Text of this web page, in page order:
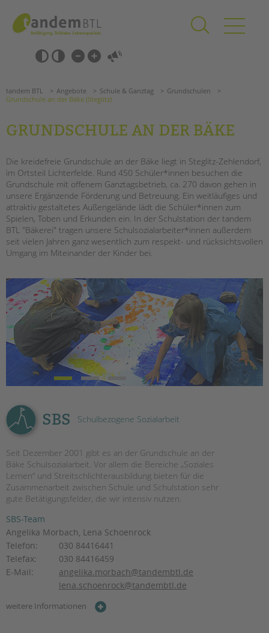
springen
Barrierefrei-
Einstellungen
überspringen
überspringen
KITA & FRÜHE HILFEN
SCHULE & GANZTAG
Oberschulen
Förderzentren
Kollegs
EFöB
Schulbezogene Sozialarbeit
Tagesgruppen
HILFEN ZUR ERZIEHUNG
EINGLIEDERUNGSHILFE
BETREUTES WOHNEN
TANDEM BTL AKADEMIE
Zertfikatskurse
Seminarkalender
STADTTEILARBEIT
PROFIL | LEITBILD
Bereiche im Überblick
Kinder- und Jugendschutz
Unsere Videos
schoolcoach BTL
tandem international
KARRIERE
Stellenangebote
Suchen
tandem BTL Angebote Schule & Ganztag
Grundschulen
Grundschule an der Bäke (Steglitz)
GRUNDSCHULE AN DER BÄKE
Die kreidefreie Grundschule an der Bäke liegt in Steglitz-Zehlendorf,
im Ortsteil Lichterfelde. Rund 450 Schüler*innen besuchen die
Grundschule mit offenem Ganztagsbetrieb, ca. 270 davon gehen in
unsere Ergänzende Förderung und Betreuung. Ein weitläufiges und
attraktiv gestaltetes Außengelände lädt die Schüler*innen zum
Spielen, Toben und Erkunden ein. In der Schulstation der tandem
BTL "Bäkerei" tragen unsere Schulsozialarbeiter*innen außerdem
seit vielen Jahren ganz wesentlich zum respekt- und rücksichtsvollen
Umgang im Miteinander der Kinder bei.
SBS Schulbezogene Sozialarbeit
Seit Dezember 2001 gibt es an der Grundschule an der
Bäke Schulsozialarbeit. Vor allem die Bereiche „Soziales
Lernen“ und Streitschlichterausbildung bieten für die
Zusammenarbeit zwischen Schule und Schulstation sehr
gute Betätigungsfelder, die wir intensiv nutzen.
SBS-Team
Angelika Morbach, Lena Schoenrock
Telefon:
030 84416441
Telefax:
030 84416459
E-Mail:
angelika.morbach@tandembtl.de
lena.schoenrock@tandembtl.de
weitere Informationen